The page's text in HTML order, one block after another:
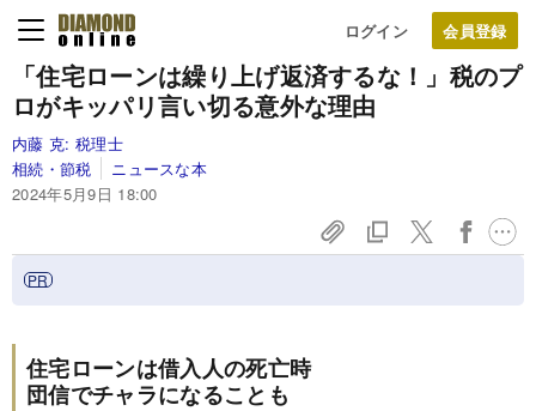
ログイン
「住宅ローンは繰り上げ返済するな！」税のプ
ロがキッパリ言い切る意外な理由
内藤 克: 税理士
相続・節税
ニュースな本
2024年5月9日 18:00
住宅ローンは借入人の死亡時
団信でチャラになることも